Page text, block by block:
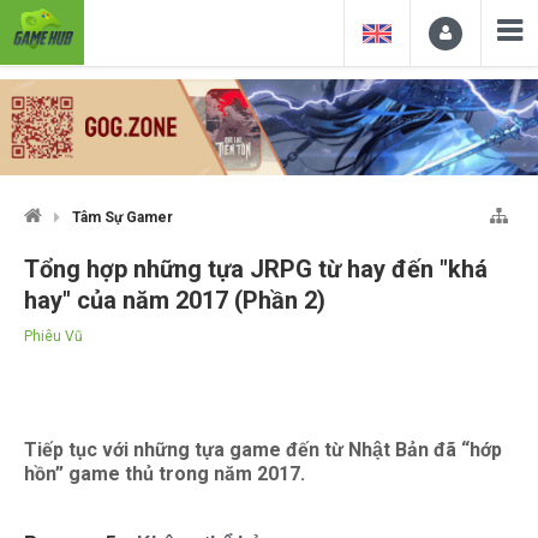
Tâm Sự Gamer
Tổng hợp những tựa JRPG từ hay đến "khá
hay" của năm 2017 (Phần 2)
Phiêu Vũ
Tiếp tục với những tựa game đến từ Nhật Bản đã “hớp
hồn” game thủ trong năm 2017.